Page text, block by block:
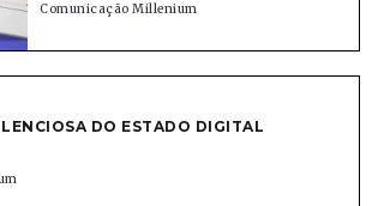
Comunicação Millenium
DO ESTADO DIGITAL